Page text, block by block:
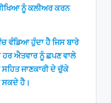
ਨੂੰ ਕਲੀਅਰ ਕਰਨ
ਵੰਡਿਆ ਹੁੰਦਾ ਹੈ ਜਿਸ ਬਾਰੇ
ਹਰ ਐਤਵਾਰ ਨੂੰ ਛਪਣ ਵਾਲੇ
ਜਾਣਕਾਰੀ ਦੇ ਚੁੱਕੇ
ਸਕਦੇ ਹੈ।